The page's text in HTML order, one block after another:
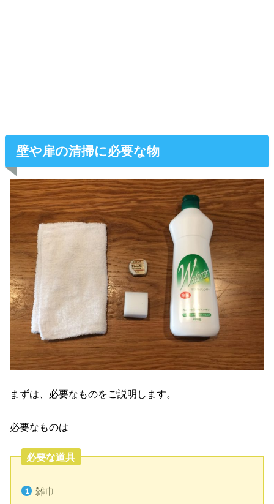
壁や扉の清掃に必要な物
まずは、必要なものをご説明します。
必要なものは
必要な道具
雑巾